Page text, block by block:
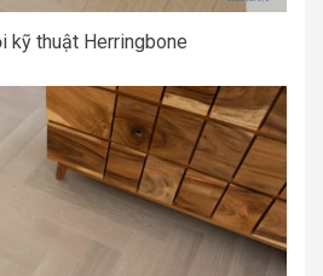
kỹ thuật Herringbone